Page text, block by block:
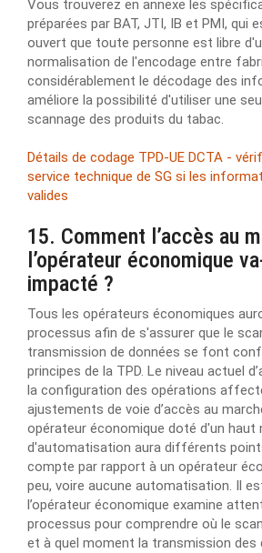
Vous trouverez en annexe les
préparées par BAT, JTI, IB et PMI, qui
ouvert que toute personne est libre
normalisation de l'encodage entre
considérablement le décodage des
améliore la possibilité d'utiliser une
scannage des produits du tabac.
Détails de codage TPD-UE DCTA -
service technique de SG si les
valides
15. Comment l’accès au
l’opérateur économique
impacté ?
Tous les opérateurs économiques
processus afin de s'assurer que le
transmission de données se font
principes de la TPD. Le niveau actuel
la configuration des opérations
ajustements de voie d’accès au
opérateur économique doté d'un haut
d'automatisation aura différents
compte par rapport à un opérateur
peu, voire aucune automatisation. Il
l’opérateur économique examine
processus pour comprendre où le
et à quel moment la transmission des